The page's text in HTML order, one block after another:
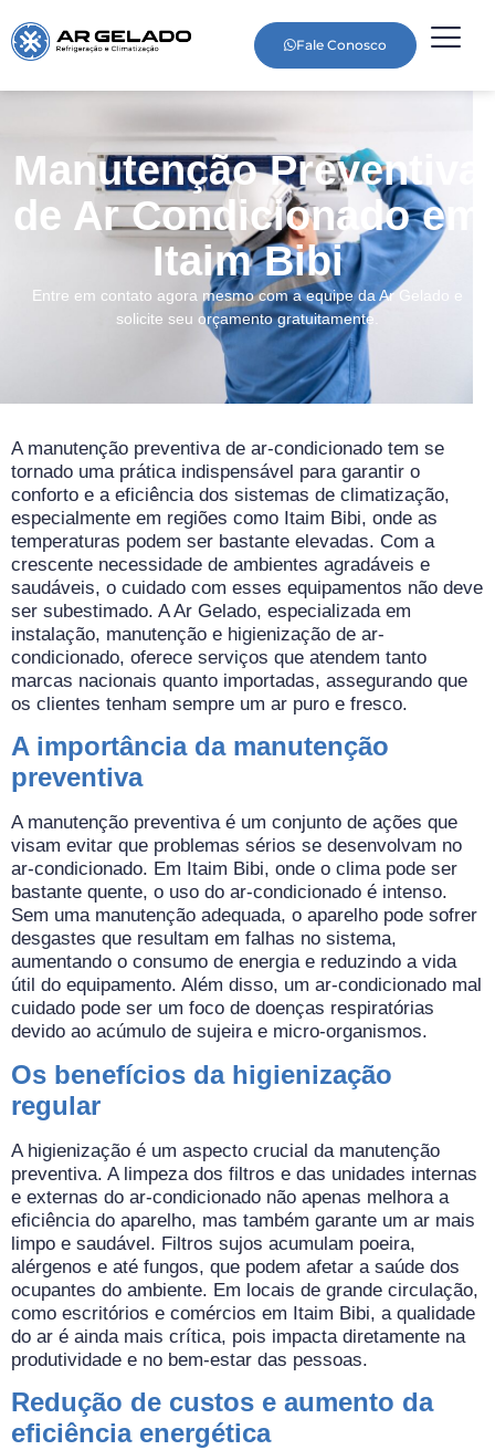
Fale Conosco
Manutenção Preventiva
de Ar Condicionado em
Itaim Bibi
Entre em contato agora mesmo com a equipe da Ar Gelado e
solicite seu orçamento gratuitamente.
A manutenção preventiva de ar-condicionado tem se
tornado uma prática indispensável para garantir o
conforto e a eficiência dos sistemas de climatização,
especialmente em regiões como Itaim Bibi, onde as
temperaturas podem ser bastante elevadas. Com a
crescente necessidade de ambientes agradáveis e
saudáveis, o cuidado com esses equipamentos não deve
ser subestimado. A Ar Gelado, especializada em
instalação, manutenção e higienização de ar-
condicionado, oferece serviços que atendem tanto
marcas nacionais quanto importadas, assegurando que
os clientes tenham sempre um ar puro e fresco.
A importância da manutenção
preventiva
A manutenção preventiva é um conjunto de ações que
visam evitar que problemas sérios se desenvolvam no
ar-condicionado. Em Itaim Bibi, onde o clima pode ser
bastante quente, o uso do ar-condicionado é intenso.
Sem uma manutenção adequada, o aparelho pode sofrer
desgastes que resultam em falhas no sistema,
aumentando o consumo de energia e reduzindo a vida
útil do equipamento. Além disso, um ar-condicionado mal
cuidado pode ser um foco de doenças respiratórias
devido ao acúmulo de sujeira e micro-organismos.
Os benefícios da higienização
regular
A higienização é um aspecto crucial da manutenção
preventiva. A limpeza dos filtros e das unidades internas
e externas do ar-condicionado não apenas melhora a
eficiência do aparelho, mas também garante um ar mais
limpo e saudável. Filtros sujos acumulam poeira,
alérgenos e até fungos, que podem afetar a saúde dos
ocupantes do ambiente. Em locais de grande circulação,
como escritórios e comércios em Itaim Bibi, a qualidade
do ar é ainda mais crítica, pois impacta diretamente na
produtividade e no bem-estar das pessoas.
Redução de custos e aumento da
eficiência energética